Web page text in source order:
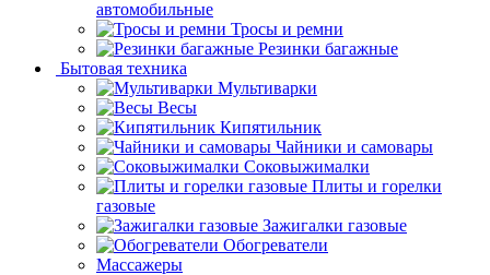
автомобильные
Тросы и ремни
Резинки багажные
Бытовая техника
Мультиварки
Весы
Кипятильник
Чайники и самовары
Соковыжималки
Плиты и горелки
газовые
Зажигалки газовые
Обогреватели
Массажеры